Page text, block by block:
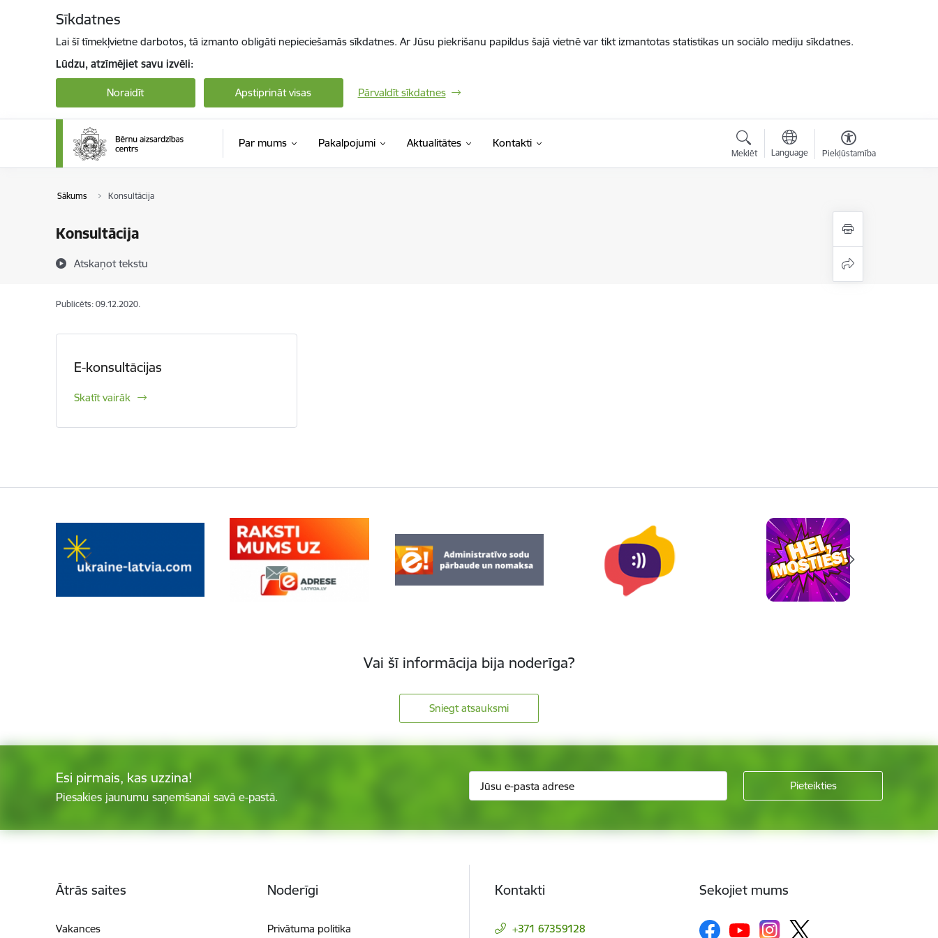
Sīkdatnes
Lai šī tīmekļvietne darbotos, tā izmanto obligāti nepieciešamās sīkdatnes. Ar Jūsu piekrišanu papildus šajā vietnē var tikt izmantotas statistikas un sociālo mediju sīkdatnes.
Lūdzu, atzīmējiet savu izvēli:
Noraidīt Apstiprināt visas Pārvaldīt sīkdatnes
Par mums Pakalpojumi Aktualitātes Kontakti
Meklēt Language Piekļūstamība
Sākums Konsultācija
Konsultācija
Atskaņot tekstu
Publicēts: 09.12.2020.
E-konsultācijas
Skatīt vairāk
Vai šī informācija bija noderīga?
Sniegt atsauksmi
Esi pirmais, kas uzzina!
Piesakies jaunumu saņemšanai savā e-pastā.
Ātrās saites
Vakances
Noderīgi
Privātuma politika
Kontakti
+371 67359128
Sekojiet mums